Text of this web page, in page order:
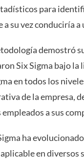
para
a su vez conduciría
demostró
Six Sigma bajo la
en todos los
de la empresa,
a sus
ha
en diversos